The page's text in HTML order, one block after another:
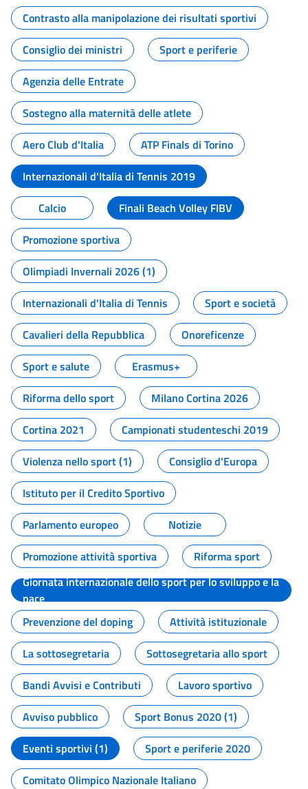
Contrasto alla manipolazione dei risultati sportivi
Consiglio dei ministri
Sport e periferie
Agenzia delle Entrate
Sostegno alla maternità delle atlete
Aero Club d'Italia
ATP Finals di Torino
Internazionali d'Italia di Tennis 2019
Calcio
Finali Beach Volley FIBV
Promozione sportiva
Olimpiadi Invernali 2026 (1)
Internazionali d'Italia di Tennis
Sport e società
Cavalieri della Repubblica
Onoreficenze
Sport e salute
Erasmus+
Riforma dello sport
Milano Cortina 2026
Cortina 2021
Campionati studenteschi 2019
Violenza nello sport (1)
Consiglio d'Europa
Istituto per il Credito Sportivo
Parlamento europeo
Notizie
Promozione attività sportiva
Riforma sport
Giornata internazionale dello sport per lo sviluppo e la
pace
Prevenzione del doping
Attività istituzionale
La sottosegretaria
Sottosegretaria allo sport
Bandi Avvisi e Contributi
Lavoro sportivo
Avviso pubblico
Sport Bonus 2020 (1)
Eventi sportivi (1)
Sport e periferie 2020
Comitato Olimpico Nazionale Italiano